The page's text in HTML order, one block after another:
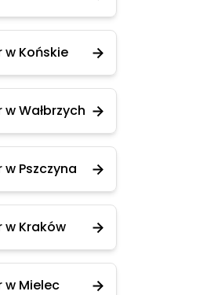
w Końskie
w Wałbrzych
w Pszczyna
w Kraków
w Mielec